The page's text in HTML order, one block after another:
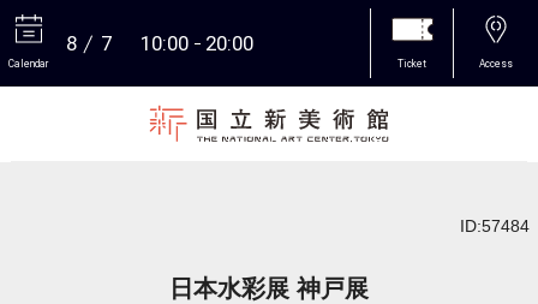
Calendar
8 7 10:00 20:00
Ticket Access
ID:57484
日本水彩展 神戸展